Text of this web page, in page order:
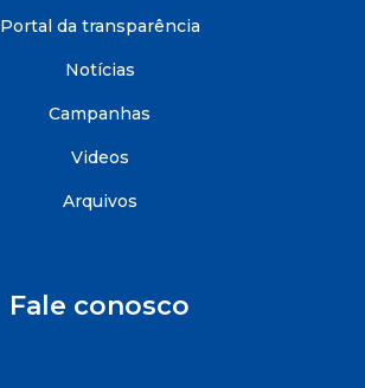
Portal da transparência
Notícias
Campanhas
Videos
Arquivos
Fale conosco